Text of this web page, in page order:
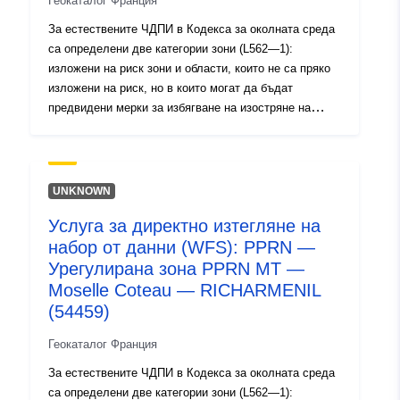
За естествените ЧДПИ в Кодекса за околната среда
са определени две категории зони (L562—1):
изложени на риск зони и области, които не са пряко
изложени на риск, но в които могат да бъдат
предвидени мерки за избягване на изостряне на
регламентите обикновено се разграничават три вида
зони: 1- „Изграждане на забранени зони„, известни
високо и общото правило е забраната за изграждане;
2- „райони с предписания„, известни като „сини зони“,
където нивото на опасност е средно и проектите
подлежат на изисквания, адаптирани към вида на
проблема; 3 — райони, които не са пряко изложени
на рискове, но където строежи, строителни работи,
разработки или стопанства, земеделски, горски,
да утежнят рисковете или да създадат нови такива,
UNKNOWN
Услуга за директно изтегляне на
набор от данни (WFS): PPRN —
Урегулирана зона PPRN MT —
Moselle Coteau — RICHARMENIL
(54459)
Геокаталог Франция
За естествените ЧДПИ в Кодекса за околната среда
са определени две категории зони (L562—1):